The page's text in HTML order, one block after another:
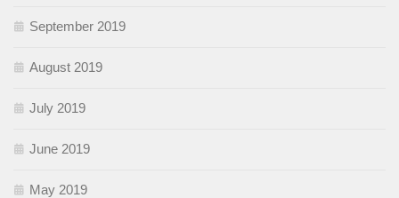
September 2019
August 2019
July 2019
June 2019
May 2019